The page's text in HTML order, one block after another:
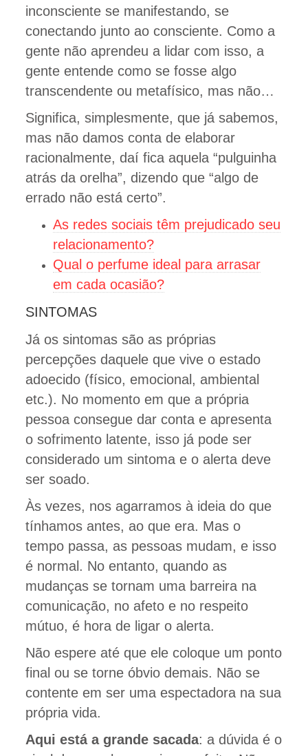
inconsciente se manifestando, se
conectando junto ao consciente. Como a
gente não aprendeu a lidar com isso, a
gente entende como se fosse algo
transcendente ou metafísico, mas não…
Significa, simplesmente, que já sabemos,
mas não damos conta de elaborar
racionalmente, daí fica aquela “pulguinha
atrás da orelha”, dizendo que “algo de
errado não está certo”.
As redes sociais têm prejudicado seu
relacionamento?
Qual o perfume ideal para arrasar
em cada ocasião?
SINTOMAS
Já os sintomas são as próprias
percepções daquele que vive o estado
adoecido (físico, emocional, ambiental
etc.). No momento em que a própria
pessoa consegue dar conta e apresenta
o sofrimento latente, isso já pode ser
considerado um sintoma e o alerta deve
ser soado.
Às vezes, nos agarramos à ideia do que
tínhamos antes, ao que era. Mas o
tempo passa, as pessoas mudam, e isso
é normal. No entanto, quando as
mudanças se tornam uma barreira na
comunicação, no afeto e no respeito
mútuo, é hora de ligar o alerta.
Não espere até que ele coloque um ponto
final ou se torne óbvio demais. Não se
contente em ser uma espectadora na sua
própria vida.
Aqui está a grande sacada: a dúvida é o